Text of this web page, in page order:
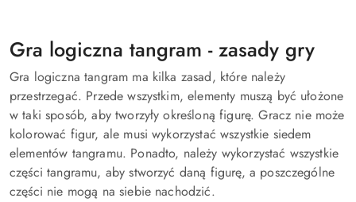
Gra logiczna tangram - zasady gry
Gra logiczna tangram ma kilka zasad, które należy
przestrzegać. Przede wszystkim, elementy muszą być ułożone
w taki sposób, aby tworzyły określoną figurę. Gracz nie może
kolorować figur, ale musi wykorzystać wszystkie siedem
elementów tangramu. Ponadto, należy wykorzystać wszystkie
części tangramu, aby stworzyć daną figurę, a poszczególne
części nie mogą na siebie nachodzić.